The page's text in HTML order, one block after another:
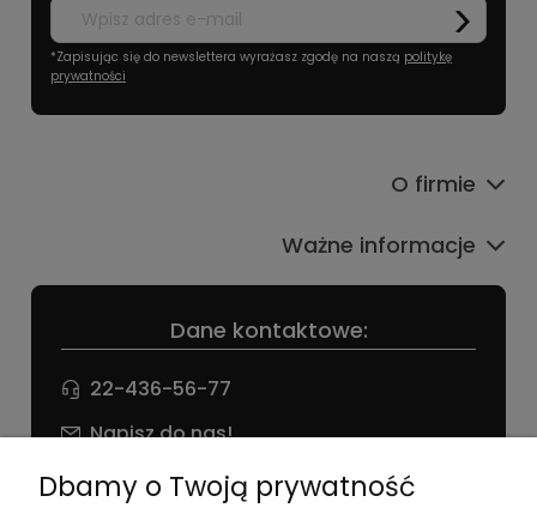
*Zapisując się do newslettera wyrażasz zgodę na naszą politykę
prywatności
Dane kontaktowe:
22-436-56-77
Napisz do nas!
NIP: 826 186 42 29
O firmie
Ważne informacje
Dbamy o Twoją prywatność